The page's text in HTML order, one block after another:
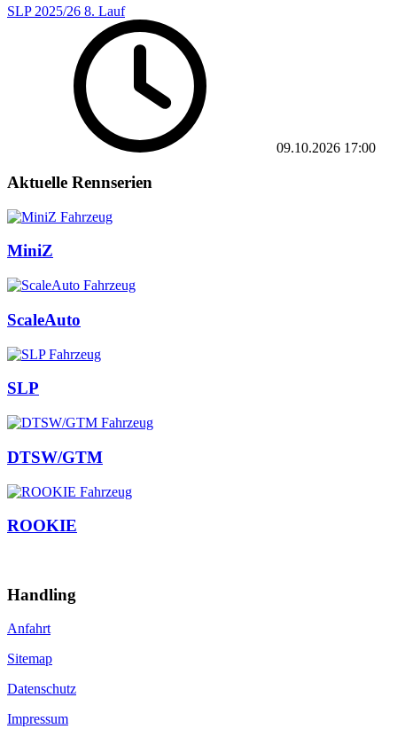
SLP 2025/26 8. Lauf
09.10.2026 17:00
Aktuelle Rennserien
MiniZ
ScaleAuto
SLP
DTSW/GTM
ROOKIE
Handling
Anfahrt
Sitemap
Datenschutz
Impressum